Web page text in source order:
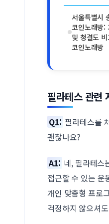
서울특별시
코인노래방:
및 청결도
코인노래방
필라테스 관련
Q1: 필라테스를
괜찮나요?
A1: 네, 필라테스
접근할 수 있는 운
개인 맞춤형 프로
걱정하지 않으셔